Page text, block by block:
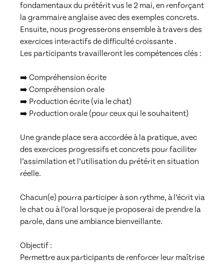
fondamentaux du prétérit vus le 2 mai, en renforçant
la grammaire anglaise avec des exemples concrets.
Ensuite, nous progresserons ensemble à travers des
exercices interactifs de difficulté croissante .
Les participants travailleront les compétences clés :
➡️ Compréhension écrite
➡️ Compréhension orale
➡️ Production écrite (via le chat)
➡️ Production orale (pour ceux qui le souhaitent)
Une grande place sera accordée à la pratique, avec
des exercices progressifs et concrets pour faciliter
l’assimilation et l’utilisation du prétérit en situation
réelle.
Chacun(e) pourra participer à son rythme, à l’écrit via
le chat ou à l’oral lorsque je proposerai de prendre la
parole, dans une ambiance bienveillante.
Objectif :
Permettre aux participants de renforcer leur maîtrise